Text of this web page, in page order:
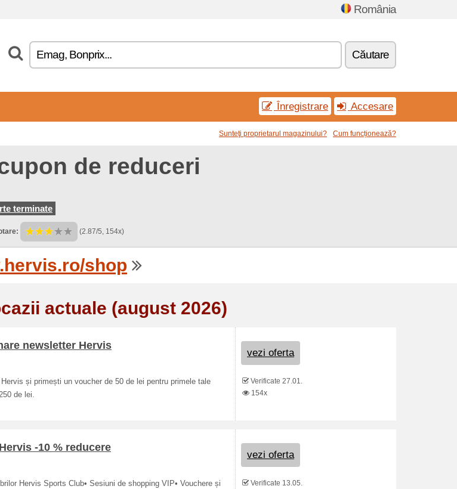
România
Căutare
Înregistrare Accesare
Sunteţi proprietarul magazinului? Cum funcționează?
de reduceri
terminate
(2.87/5, 154x)
shop
actuale (august 2026)
newsletter Hervis
și primești un voucher de 50 de lei pentru primele tale
de lei.
vezi oferta
Verificate 27.01.
154x
-10 % reducere
Hervis Sports Club• Sesiuni de shopping VIP• Vouchere și
vezi oferta
Verificate 13.05.